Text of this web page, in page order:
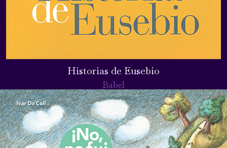
Historias de Eusebio
Babel